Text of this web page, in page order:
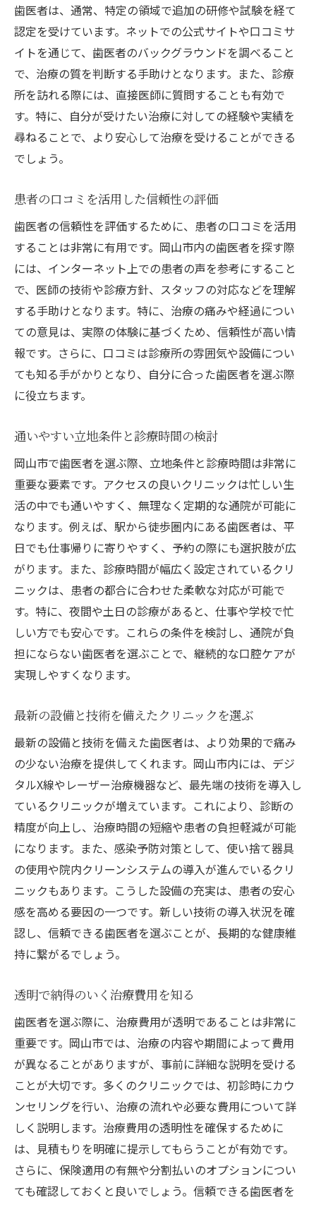
安心して治療を受けられる環境づくり
治療後のフォローアップ体制
地域密着型の信頼関係
経験豊富な歯医者専門医が提供するオーダーメ
イド治療の魅力
最新技術を駆使したパーソナライズドケア
応
長期的視点での健康維持を目指す
専門医の知識を生かしたアドバイス
安心して相談できる環境
岡山市で評判の高い歯医者専門医が実践する口
腔内ケア
定期的なメンテナンスの重要性
ホームケアとの連携で健康を維持
予防歯科の大切さとその実践
最新の研究を取り入れたケアアプローチ
見た目と機能を両立する岡山市の歯医者専門医
の治療術
審美歯科で実現する美しい笑顔
噛み合わせを整える機能的治療
総合的な治療計画で得られる効果
セラミック治療の利点とその適用例
ホワイトニングで叶える自然な白さ
長期的な視点での健康美を目指す
あなたにぴったりの歯医者専門医を岡山市で見
自身のニーズに合ったクリニックの探し方
訪問前に確認すべきポイント
地元で評判の高い専門医を選ぶ理由
治療内容と料金の透明性
カウンセリングでの適切な質問事項
インターネットの活用と慎重な情報収集
口腔内の健康をサポートする岡山市の歯医者専
門医のアプローチ
予防に重きを置いた治療方針
総合的な口腔ケアで健康を維持
ライフスタイルに合わせた健康管理
歯周病予防とその取り組み
患者の声に応える柔軟な治療対応
岡山市で安心して通える歯医者専門医の選定ポ
イント
信頼できる専門医の資格と経験
口コミやレビューを活用した情報収集
治療費用の透明性と保険適用の確認
最新技術を備えた設備とスタッフ
リラックスできる院内環境
歯医者は、通常、特定の領域で追加の研修や試験を経て
認定を受けています。ネットでの公式サイトや口コミサ
イトを通じて、歯医者のバックグラウンドを調べること
で、治療の質を判断する手助けとなります。また、診療
所を訪れる際には、直接医師に質問することも有効で
す。特に、自分が受けたい治療に対しての経験や実績を
尋ねることで、より安心して治療を受けることができる
でしょう。
患者の口コミを活用した信頼性の評価
歯医者の信頼性を評価するために、患者の口コミを活用
することは非常に有用です。岡山市内の歯医者を探す際
には、インターネット上での患者の声を参考にすること
で、医師の技術や診療方針、スタッフの対応などを理解
する手助けとなります。特に、治療の痛みや経過につい
ての意見は、実際の体験に基づくため、信頼性が高い情
報です。さらに、口コミは診療所の雰囲気や設備につい
ても知る手がかりとなり、自分に合った歯医者を選ぶ際
に役立ちます。
通いやすい立地条件と診療時間の検討
岡山市で歯医者を選ぶ際、立地条件と診療時間は非常に
重要な要素です。アクセスの良いクリニックは忙しい生
活の中でも通いやすく、無理なく定期的な通院が可能に
なります。例えば、駅から徒歩圏内にある歯医者は、平
日でも仕事帰りに寄りやすく、予約の際にも選択肢が広
がります。また、診療時間が幅広く設定されているクリ
ニックは、患者の都合に合わせた柔軟な対応が可能で
す。特に、夜間や土日の診療があると、仕事や学校で忙
しい方でも安心です。これらの条件を検討し、通院が負
担にならない歯医者を選ぶことで、継続的な口腔ケアが
実現しやすくなります。
最新の設備と技術を備えたクリニックを選ぶ
最新の設備と技術を備えた歯医者は、より効果的で痛み
の少ない治療を提供してくれます。岡山市内には、デジ
タルX線やレーザー治療機器など、最先端の技術を導入し
ているクリニックが増えています。これにより、診断の
精度が向上し、治療時間の短縮や患者の負担軽減が可能
になります。また、感染予防対策として、使い捨て器具
の使用や院内クリーンシステムの導入が進んでいるクリ
ニックもあります。こうした設備の充実は、患者の安心
感を高める要因の一つです。新しい技術の導入状況を確
認し、信頼できる歯医者を選ぶことが、長期的な健康維
持に繋がるでしょう。
透明で納得のいく治療費用を知る
歯医者を選ぶ際に、治療費用が透明であることは非常に
重要です。岡山市では、治療の内容や期間によって費用
が異なることがありますが、事前に詳細な説明を受ける
ことが大切です。多くのクリニックでは、初診時にカウ
ンセリングを行い、治療の流れや必要な費用について詳
しく説明します。治療費用の透明性を確保するために
は、見積もりを明確に提示してもらうことが有効です。
さらに、保険適用の有無や分割払いのオプションについ
ても確認しておくと良いでしょう。信頼できる歯医者を